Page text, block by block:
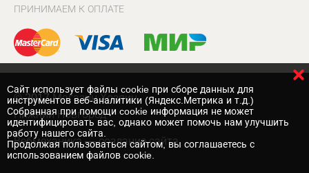
ПРИНИМАЕМ К ОПЛАТЕ
© 2017 Магазин Хозяин
Нижний Новгород
Вебмеханика — создание сайта
Cайт использует файлы cookie при сборе данных для
инструментов веб-аналитики (Яндекс.Метрика и т.д.)
Собранная при помощи cookie информация не может
идентифицировать вас, однако может помочь нам улучшить
работу нашего сайта.
Продолжая пользоваться сайтом, вы соглашаетесь с
использованием файлов cookie.